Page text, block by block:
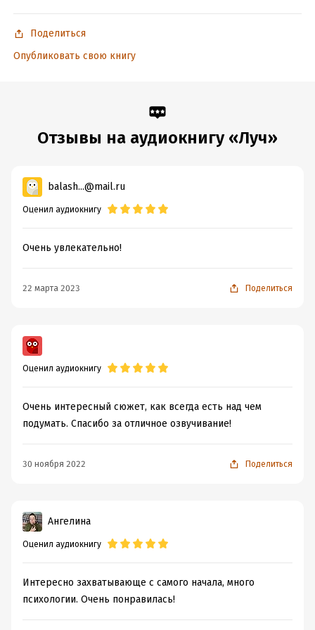
«Ивановы-Ивановы», «Челночницы», «Отель Элеон»,
Три вокзала», «На игре» и др.
Подробная информация
Дата поступления:23 декабря 2024
Поделиться
Опубликовать свою книгу
Отзывы на аудиокнигу «Луч»
balash...@mail.ru
Оценил аудиокнигу
Очень увлекательно!
22 марта 2023 Поделиться
Оценил аудиокнигу
Очень интересный сюжет, как всегда есть над чем
подумать. Спасибо за отличное озвучивание!
30 ноября 2022 Поделиться
Ангелина
Оценил аудиокнигу
Интересно захватывающе с самого начала, много
психологии. Очень понравилась!